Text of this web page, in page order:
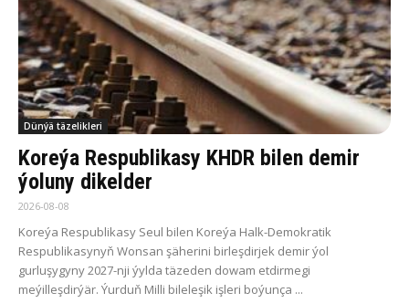
Dünýä täzelikleri
Koreýa Respublikasy KHDR bilen demir
ýoluny dikelder
2026-08-08
Koreýa Respublikasy Seul bilen Koreýa Halk-Demokratik
Respublikasynyň Wonsan şäherini birleşdirjek demir ýol
gurluşygyny 2027-nji ýylda täzeden dowam etdirmegi
meýilleşdirýär. Ýurduň Milli bileleşik işleri boýunça ...